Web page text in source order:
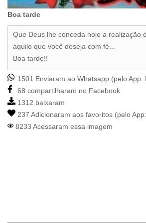
Boa tarde
Que Deus lhe conceda hoje a realização
aquilo que você deseja com fé...
Boa tarde!!
1501 Enviaram ao Whatsapp (pelo App:
68 compartilharam no Facebook
1312 baixaram
237 Adicionaram aos favoritos (pelo App:
8233 Acessaram essa imagem